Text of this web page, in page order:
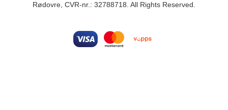
Rødovre, CVR-nr.: 32788718. All Rights Reserved.